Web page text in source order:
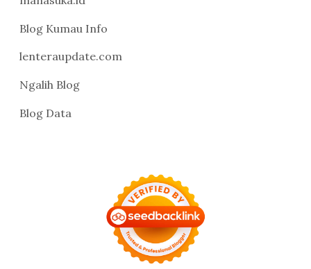
Blog Kumau Info
lenteraupdate.com
Ngalih Blog
Blog Data